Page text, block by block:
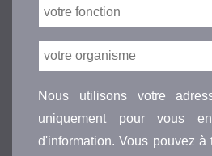
Nous utilisons votre
uniquement pour vous
d'information. Vous pouvez à